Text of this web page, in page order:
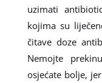
uzimati
kojima su
čitave doze
Nemojte
osjećate bolje,